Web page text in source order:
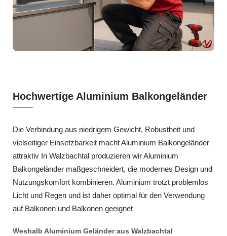
Hochwertige Aluminium Balkongeländer
Die Verbindung aus niedrigem Gewicht, Robustheit und
vielseitiger Einsetzbarkeit macht Aluminium Balkongeländer
attraktiv In Walzbachtal produzieren wir Aluminium
Balkongeländer maßgeschneidert, die modernes Design und
Nutzungskomfort kombinieren. Aluminium trotzt problemlos
Licht und Regen und ist daher optimal für den Verwendung
auf Balkonen und Balkonen geeignet
Weshalb Aluminium Geländer aus Walzbachtal